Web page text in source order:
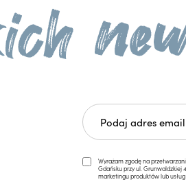
Wyrażam zgodę na
Gdańsku przy ul. Grunwaldzkiej
marketingu produktów lub